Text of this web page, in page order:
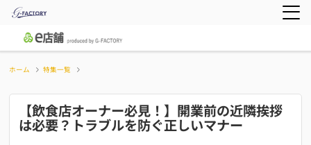
ホーム 特集一覧
【飲食店オーナー必見！】開業前の近隣挨拶
は必要？トラブルを防ぐ正しいマナー